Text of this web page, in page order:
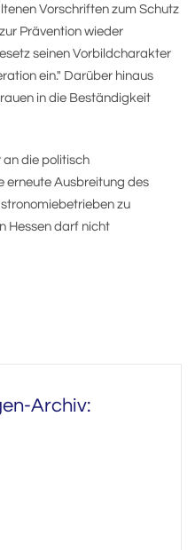
Vorschriften zum Schutz
Prävention wieder
seinen Vorbildcharakter
ein." Darüber hinaus
in die Beständigkeit
die politisch
erneute Ausbreitung des
zu
Hessen darf nicht
Archiv: